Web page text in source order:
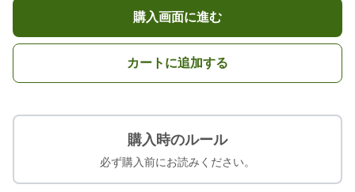
購入画面に進む
カートに追加する
購入時のルール
必ず購入前にお読みください。